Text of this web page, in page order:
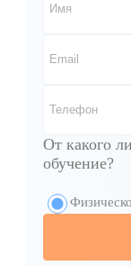
От какого
обучение?